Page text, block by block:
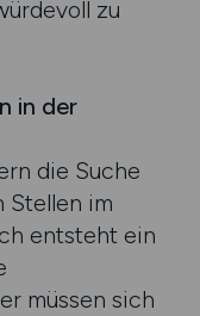
zu
in der
die Suche
Stellen im
entsteht ein
müssen sich